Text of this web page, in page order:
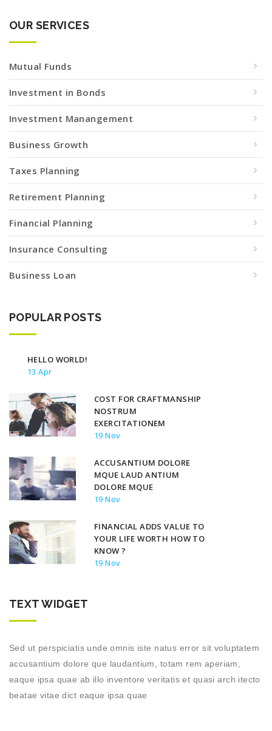
OUR SERVICES
Mutual Funds
Investment in Bonds
Investment Manangement
Business Growth
Taxes Planning
Retirement Planning
Financial Planning
Insurance Consulting
Business Loan
POPULAR POSTS
HELLO WORLD!
13 Apr
COST FOR CRAFTMANSHIP
NOSTRUM
EXERCITATIONEM
19 Nov
ACCUSANTIUM DOLORE
MQUE LAUD ANTIUM
DOLORE MQUE
19 Nov
FINANCIAL ADDS VALUE TO
YOUR LIFE WORTH HOW TO
KNOW ?
19 Nov
TEXT WIDGET
Sed ut perspiciatis unde omnis iste natus error sit voluptatem
accusantium dolore que laudantium, totam rem aperiam,
eaque ipsa quae ab illo inventore veritatis et quasi arch itecto
beatae vitae dict eaque ipsa quae